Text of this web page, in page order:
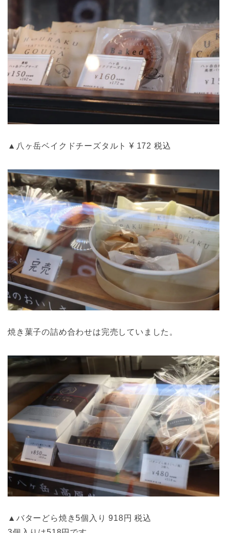
▲八ヶ岳ベイクドチーズタルト ¥ 172 税込
焼き菓子の詰め合わせは完売していました。
▲バターどら焼き5個入り 918円 税込